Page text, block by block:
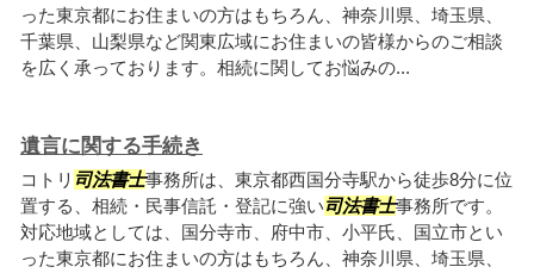
った東京都にお住まいの方はもちろん、神奈川県、埼玉県、
千葉県、山梨県など関東広域にお住まいの皆様からのご相談
を広く承っております。相続に関してお悩みの...
遺言に関する手続き
コトリ 司法書士事務所は、東京都西国分寺駅から徒歩8分に位
置する、相続・民事信託・登記に強い司法書士事務所です。
対応地域としては、国分寺市、府中市、小平氏、国立市とい
った東京都にお住まいの方はもちろん、神奈川県、埼玉県、